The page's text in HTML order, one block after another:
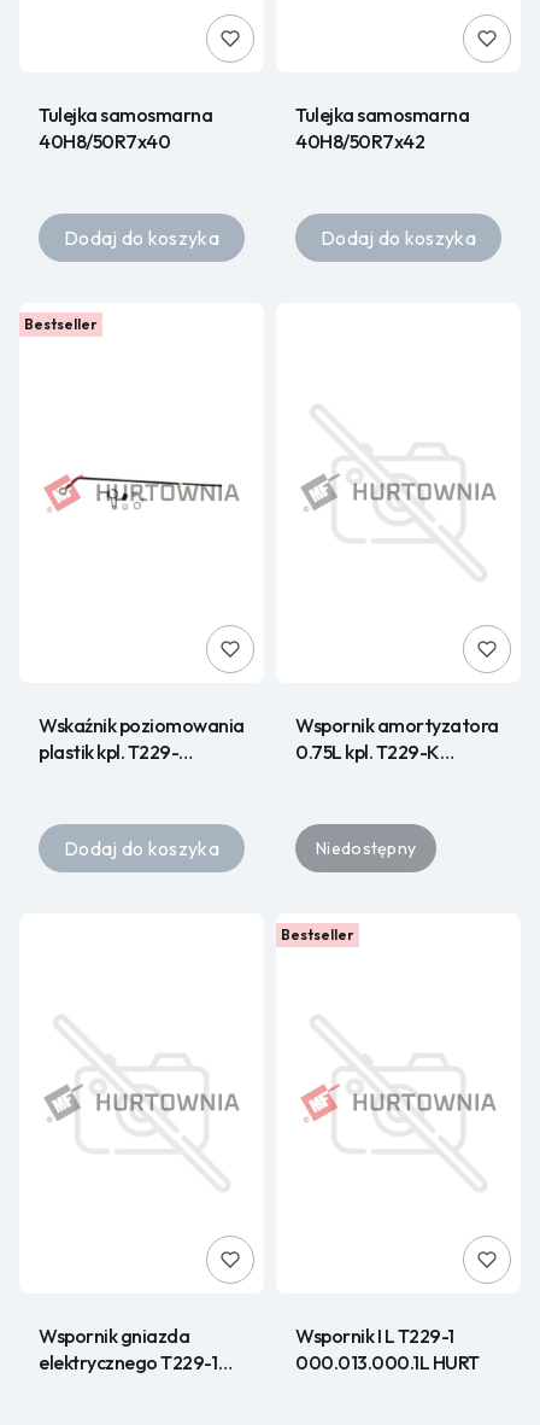
Tulejka samosmarna
40H8/50R7x40
Dodaj do koszyka
Tulejka samosmarna
40H8/50R7x42
Dodaj do koszyka
Bestseller
Wskaźnik poziomowania
plastik kpl. T229-
Dodaj do koszyka
Wspornik amortyzatora
0.75L kpl. T229-K
Niedostępny
Wspornik gniazda
elektrycznego T229-1
Bestseller
Wspornik I L T229-1
000.013.000.1L HURT